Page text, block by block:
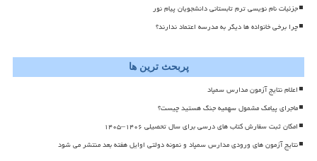
جزئیات نام نویسی ترم تابستانی دانشجویان پیام نور
چرا برخی خانواده ها دیگر به مدرسه اعتماد ندارند؟
پربحث ترین ها
اعلام نتایج آزمون مدارس سمپاد
ماجرای پیامک مشمول سهمیه جنگ هستید چیست؟
امکان ثبت سفارش کتاب های درسی برای سال تحصیلی ۱۴۰۶–۱۴۰۵
نتایج آزمون های ورودی مدارس سمپاد و نمونه دولتی اوایل هفته بعد منتشر می شود